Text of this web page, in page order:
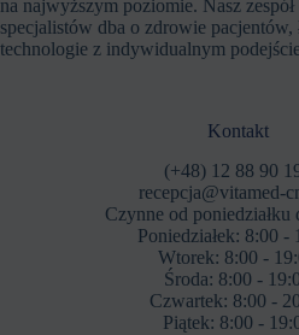
na najwyższym poziomie. Nasz
specjalistów dba o zdrowie pacjentów,
technologie z indywidualnym
Kontakt
(+48) 12 88 90
recepcja@vitamed-
Czynne od poniedziałku
Poniedziałek: 8:00 -
Wtorek: 8:00 -
Środa: 8:00 -
Czwartek: 8:00 -
Piątek: 8:00 -